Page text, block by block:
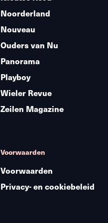
Noorderland
Nouveau
Ouders van Nu
Panorama
Playboy
Wieler Revue
Zeilen Magazine
Voorwaarden
Voorwaarden
Privacy- en cookiebeleid